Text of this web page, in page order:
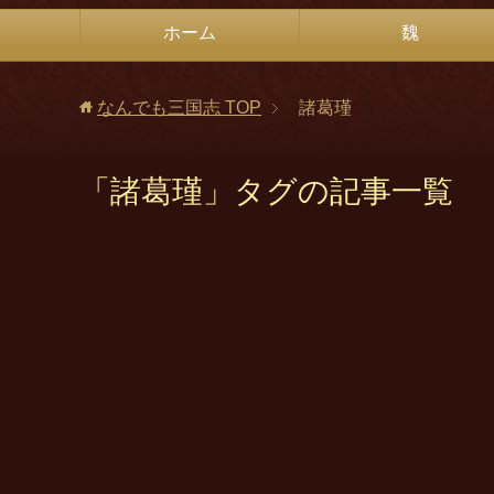
ホーム 魏
なんでも三国志 TOP 諸葛瑾
「諸葛瑾」タグの記事一覧